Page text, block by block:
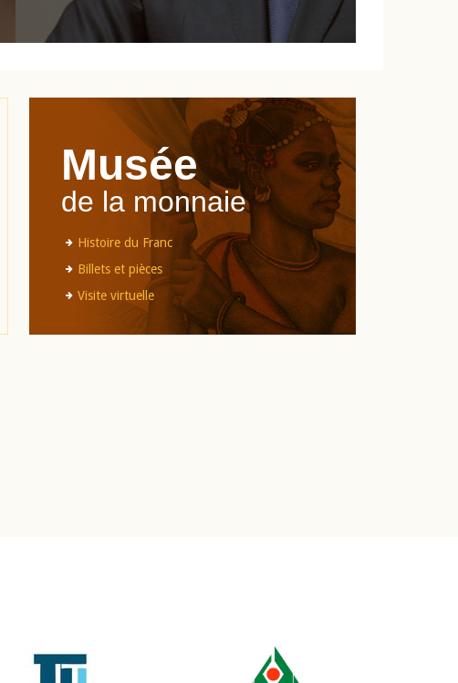
Musée
de la monnaie
Histoire du Franc
Billets et pièces
Visite virtuelle